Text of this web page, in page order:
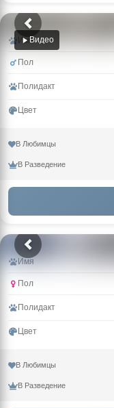
Видео
Имя
Пол
Полидакт
Цвет
В Любимцы
В Разведение
Имя
Пол
Полидакт
Цвет
В Любимцы
В Разведение